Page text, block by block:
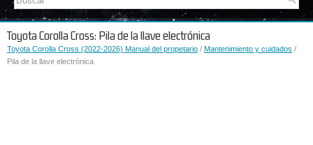
Toyota Corolla Cross: Pila de la llave electrónica
Toyota Corolla Cross (2022-2026) Manual del propetario / Mantenimiento y cuidados /
Pila de la llave electrónica